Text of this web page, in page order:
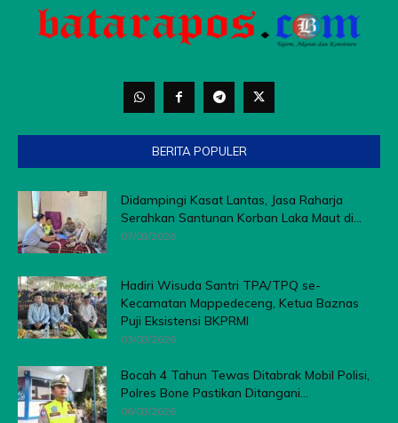
BERITA POPULER
Didampingi Kasat Lantas, Jasa Raharja
Serahkan Santunan Korban Laka Maut di...
07/08/2026
Hadiri Wisuda Santri TPA/TPQ se-
Kecamatan Mappedeceng, Ketua Baznas
Puji Eksistensi BKPRMI
03/08/2026
Bocah 4 Tahun Tewas Ditabrak Mobil Polisi,
Polres Bone Pastikan Ditangani...
06/08/2026